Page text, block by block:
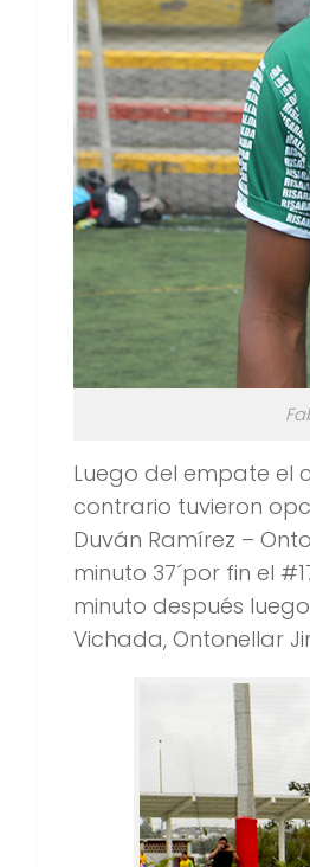
Luego del empate el
contrario tuvieron
Duván Ramírez –
minuto 37´por fin el
minuto después
Vichada, Ontonellar